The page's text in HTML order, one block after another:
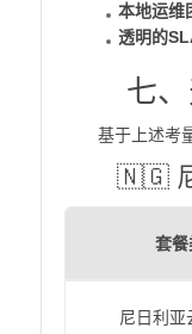
本地运维
透明的
七
基于上述考
🇳🇬 尼
套餐
尼日利亚